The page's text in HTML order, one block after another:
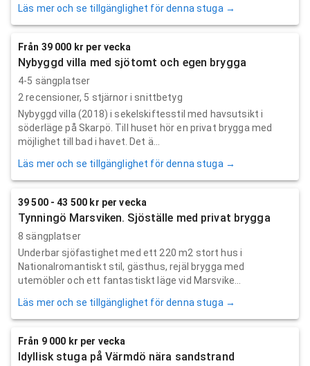
Läs mer och se tillgänglighet för denna stuga →
Från 39 000 kr per vecka
Nybyggd villa med sjötomt och egen brygga
4-5 sängplatser
2 recensioner, 5 stjärnor i snittbetyg
Nybyggd villa (2018) i sekelskiftesstil med havsutsikt i
söderläge på Skarpö. Till huset hör en privat brygga med
möjlighet till bad i havet. Det ä...
Läs mer och se tillgänglighet för denna stuga →
39 500 - 43 500 kr per vecka
Tynningö Marsviken. Sjöställe med privat brygga
8 sängplatser
Underbar sjöfastighet med ett 220 m2 stort hus i
Nationalromantiskt stil, gästhus, rejäl brygga med
utemöbler och ett fantastiskt läge vid Marsvike...
Läs mer och se tillgänglighet för denna stuga →
Från 9 000 kr per vecka
Idyllisk stuga på Värmdö nära sandstrand